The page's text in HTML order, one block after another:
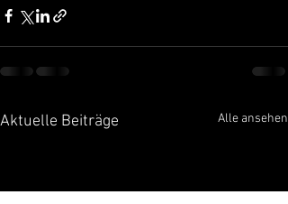
Aktuelle Beiträge Alle ansehen